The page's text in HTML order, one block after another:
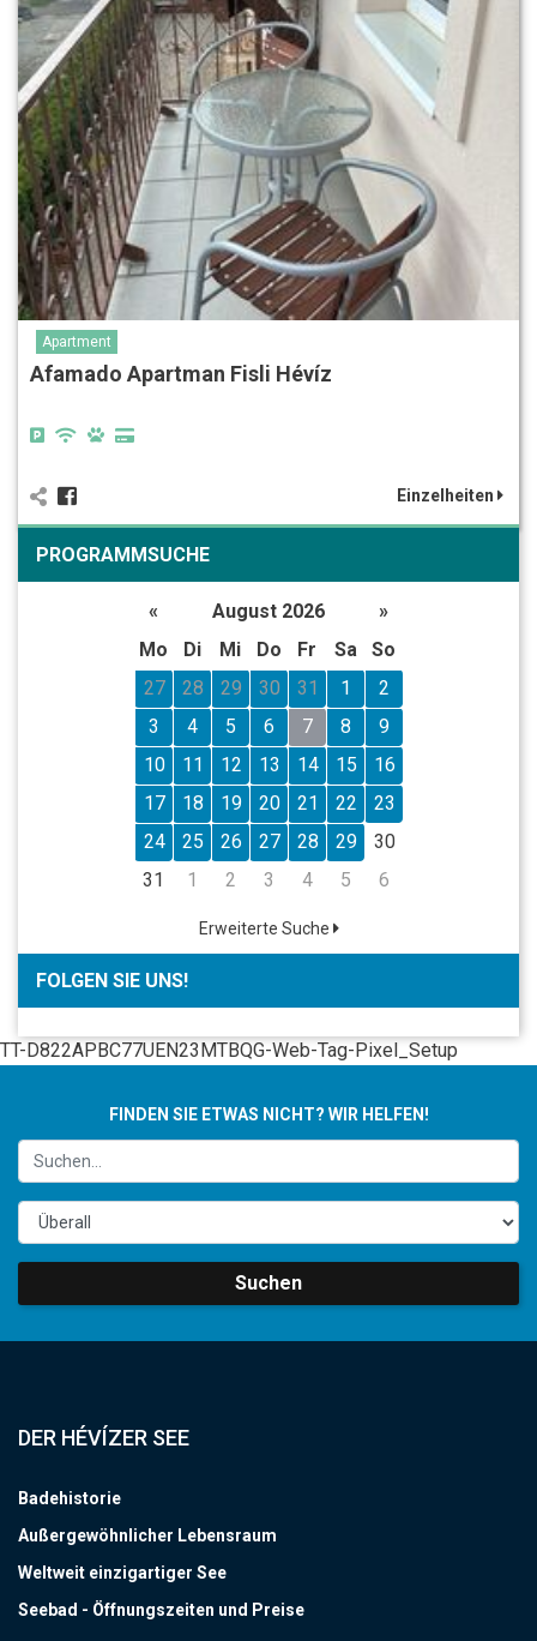
Apartment
Afamado Apartman Fisli Hévíz
Einzelheiten
PROGRAMMSUCHE
« August 2026
»
Mo
Di Mi Do Fr Sa
So
27
28 29 30 31 1
2
3
4 5 6 7 8
9
10
11 12 13 14 15
16
17
18 19 20 21 22
23
24
25 26 27 28 29
30
31
1 2 3 4 5 6
Erweiterte Suche
FOLGEN SIE UNS!
TT-D822APBC77UEN23MTBQG-Web-Tag-Pixel_Setup
FINDEN SIE ETWAS NICHT? WIR HELFEN!
Suchen
DER HÉVÍZER SEE
Badehistorie
Außergewöhnlicher Lebensraum
Weltweit einzigartiger See
Seebad - Öffnungszeiten und Preise